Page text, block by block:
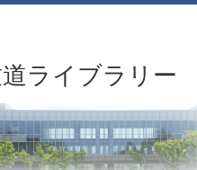
ライブラリー